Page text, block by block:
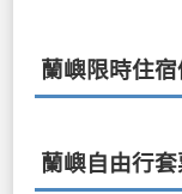
蘭嶼限時住宿
蘭嶼自由行